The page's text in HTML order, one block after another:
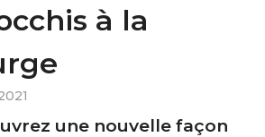
à la
une nouvelle façon